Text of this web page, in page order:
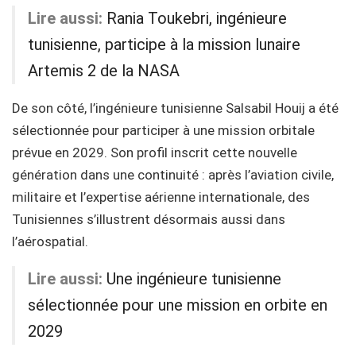
Lire aussi: Rania Toukebri, ingénieure
tunisienne, participe à la mission lunaire
Artemis 2 de la NASA
De son côté, l’ingénieure tunisienne Salsabil Houij a été
sélectionnée pour participer à une mission orbitale
prévue en 2029. Son profil inscrit cette nouvelle
génération dans une continuité : après l’aviation civile,
militaire et l’expertise aérienne internationale, des
Tunisiennes s’illustrent désormais aussi dans
l’aérospatial.
Lire aussi: Une ingénieure tunisienne
sélectionnée pour une mission en orbite en
2029